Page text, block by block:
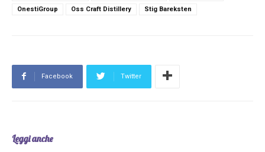
OnestiGroup
Oss Craft Distillery Stig Bareksten
Facebook Twitter
Leggi anche